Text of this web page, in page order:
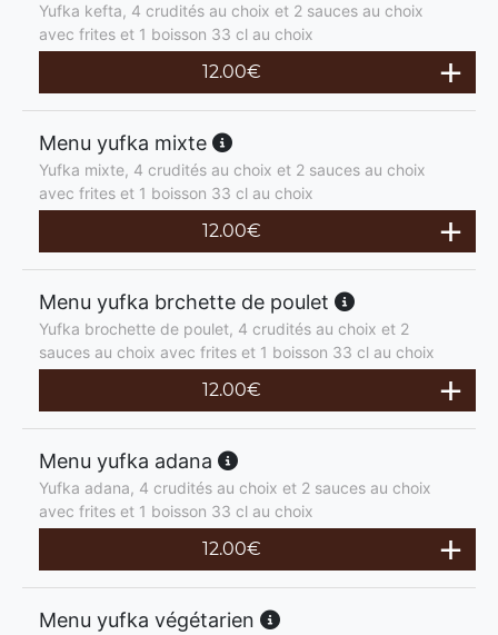
Yufka kefta, 4 crudités au choix et 2 sauces au choix
avec frites et 1 boisson 33 cl au choix
12.00€
Menu yufka mixte
Yufka mixte, 4 crudités au choix et 2 sauces au choix
avec frites et 1 boisson 33 cl au choix
12.00€
Menu yufka brchette de poulet
Yufka brochette de poulet, 4 crudités au choix et 2
sauces au choix avec frites et 1 boisson 33 cl au choix
12.00€
Menu yufka adana
Yufka adana, 4 crudités au choix et 2 sauces au choix
avec frites et 1 boisson 33 cl au choix
12.00€
Menu yufka végétarien